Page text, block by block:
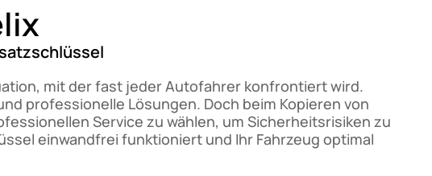
mit der fast jeder Autofahrer konfrontiert wird.
professionelle Lösungen. Doch beim Kopieren von
Service zu wählen, um Sicherheitsrisiken zu
einwandfrei funktioniert und Ihr Fahrzeug optimal